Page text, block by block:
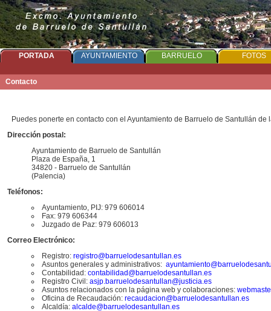
PORTADA AYUNTAMIENTO BARRUELO FOTOS
Contacto
Puedes ponerte en contacto con el Ayuntamiento de Barruelo de Santullán de
Dirección postal:
Ayuntamiento de Barruelo de Santullán
Plaza de España, 1
34820 - Barruelo de Santullán
(Palencia)
Teléfonos:
Ayuntamiento, PIJ: 979 606014
Fax: 979 606344
Juzgado de Paz: 979 606013
Correo Electrónico:
Registro: registro@barruelodesantullan.es
Asuntos generales y administrativos: a
Contabilidad: contabilidad@barruelodesantullan.es
Registro Civil: asjp.barruelodesantullan@justicia.es
Asuntos relacionados con la página web y colaboraciones:
Oficina de Recaudación: recaudacion@barruelodesantullan.es
Alcaldía: alcalde@barruelodesantullan.es